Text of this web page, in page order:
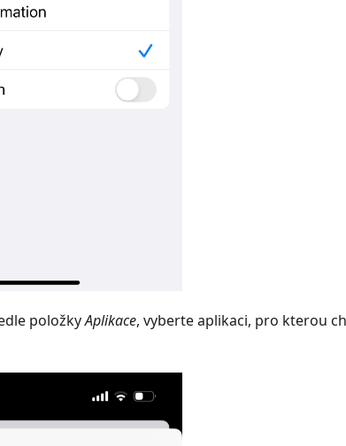
položkyAplikace, vyberte aplikaci, pro kterou